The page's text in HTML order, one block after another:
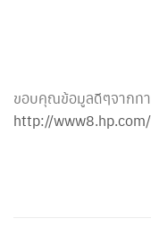
ขอบคุณข้อมูลดีๆจากท
http://